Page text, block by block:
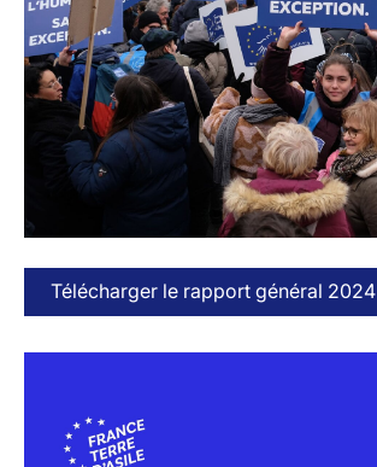
Télécharger le rapport général 2024